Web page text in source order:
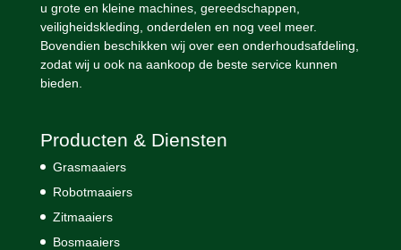
u grote en kleine machines, gereedschappen,
veiligheidskleding, onderdelen en nog veel meer.
Bovendien beschikken wij over een onderhoudsafdeling,
zodat wij u ook na aankoop de beste service kunnen
bieden.
Producten & Diensten
Grasmaaiers
Robotmaaiers
Zitmaaiers
Bosmaaiers